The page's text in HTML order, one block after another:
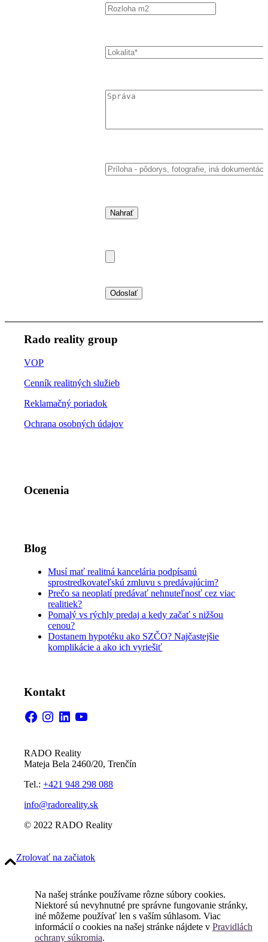
Rado reality group
VOP
Cenník realitných služieb
Reklamačný poriadok
Ochrana osobných údajov
Ocenenia
Blog
Musí mať realitná kancelária podpísanú
sprostredkovateľskú zmluvu s predávajúcim?
Prečo sa neoplatí predávať nehnuteľnosť cez viac
realitiek?
Pomalý vs rýchly predaj a kedy začať s nižšou
cenou?
Dostanem hypotéku ako SZČO? Najčastejšie
komplikácie a ako ich vyriešiť
Kontakt
FacebookInstagram
LinkedInYouTube
RADO Reality
Mateja Bela 2460/20, Trenčín
Tel.:+421 948 298 088
info@radoreality.sk
© 2022 RADO Reality
Zrolovať na začiatok
Na našej stránke používame rôzne súbory cookies.
Niektoré sú nevyhnutné pre správne fungovanie stránky,
iné môžeme používať len s vaším súhlasom. Viac
informácií o cookies na našej stránke nájdete v Pravidlách
ochrany súkromia.